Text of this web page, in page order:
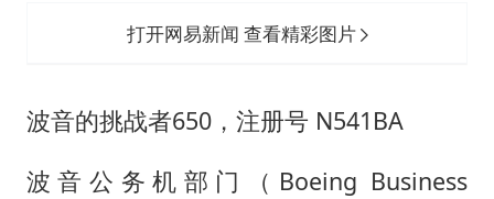
打开网易新闻 查看精彩图片
波音的挑战者650，注册号 N541BA
波音公务机部门（Boeing Business